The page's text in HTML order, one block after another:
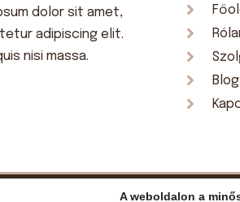
dolor sit amet,
adipiscing elit.
nisi massa.
Blog
A weboldalon a